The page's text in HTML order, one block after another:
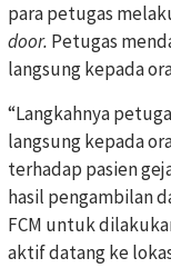
para petugas
door. Petugas
langsung kepada
“Langkahnya
langsung kepada
terhadap pasien
hasil pengambilan
FCM untuk
aktif datang ke